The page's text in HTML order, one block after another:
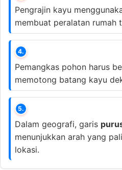
Pengrajin kayu
membuat peralatan rumah
4.
Pemangkas pohon harus
memotong batang kayu
5.
Dalam geografi, garis
menunjukkan arah yang
lokasi.